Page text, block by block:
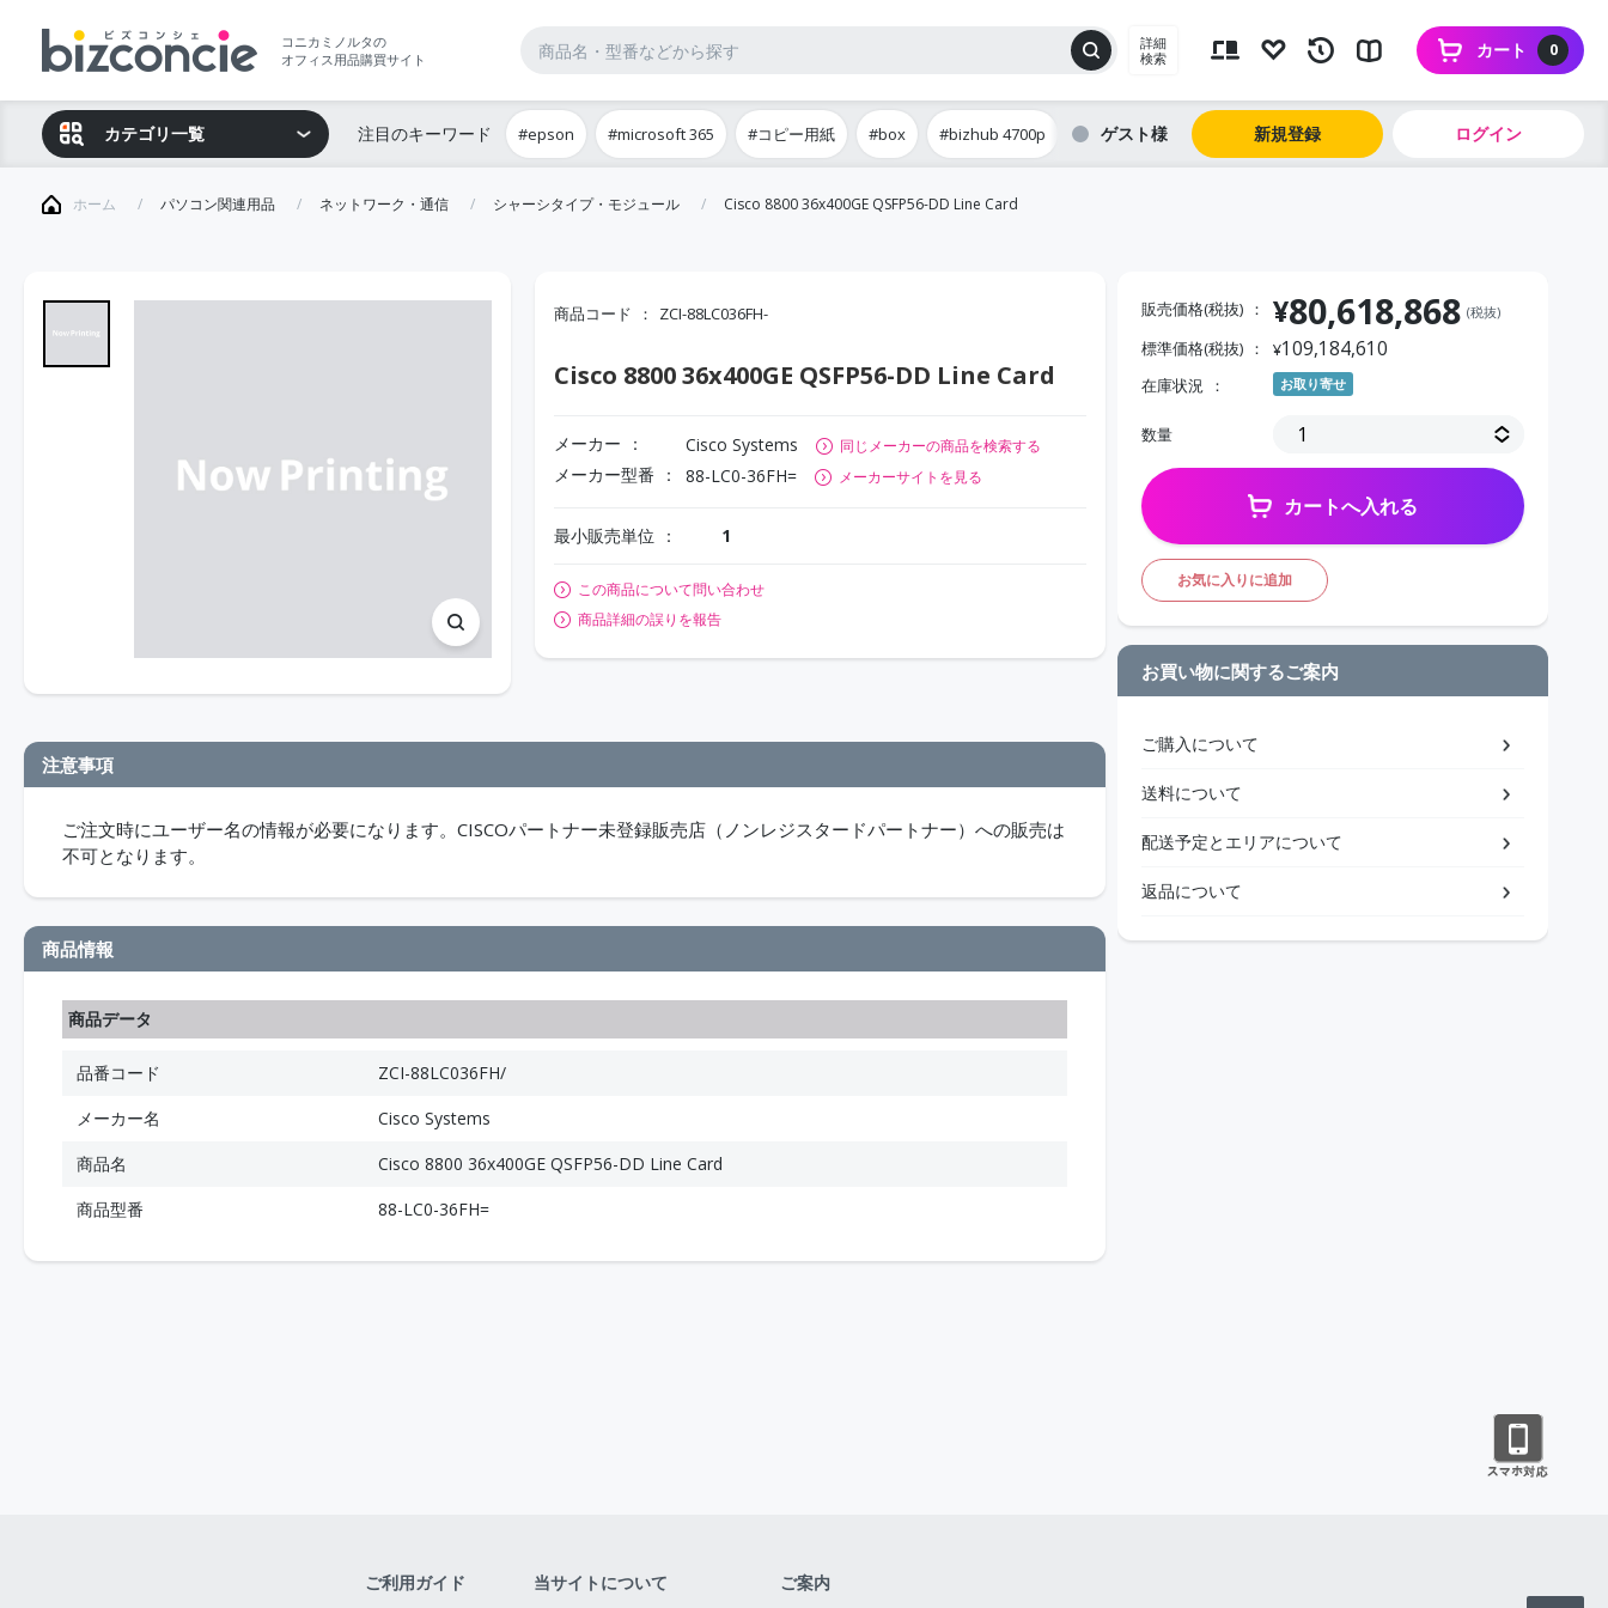
コニカミノルタの
オフィス用品購買サイト
詳細
検索
0
カート
カテゴリ一覧 注目のキーワード #epson #microsoft 365 #コピー用紙 #box #bizhub 4700p ゲスト 新規登録 ログイン
ホーム パソコン関連用品 ネットワーク・通信 シャーシタイプ・モジュール Cisco 8800 36x400GE QSFP56-DD Line Card
商品コード ZCI-88LC036FH-
Cisco 8800 36x400GE QSFP56-DD Line Card
メーカー Cisco Systems 同じメーカーの商品を検索する
メーカー型番 88-LC0-36FH= メーカーサイトを見る
最小販売単位 1
この商品について問い合わせ
商品詳細の誤りを報告
注意事項
ご注文時にユーザー名の情報が必要になります。CISCOパートナー未登録販売店（ノンレジスタードパートナー）への販売は
不可となります。
商品情報
商品データ
品番コード
ZCI-88LC036FH/
メーカー名
Cisco Systems
商品名
Cisco 8800 36x400GE QSFP56-DD Line Card
商品型番
88-LC0-36FH=
販売価格(税抜) ¥80,618,868 (税抜)
標準価格(税抜) ¥109,184,610
在庫状況 お取り寄せ
数量
カートへ入れる
お気に入りに追加
お買い物に関するご案内
ご購入について
送料について
配送予定とエリアについて
返品について
ご利用ガイド 当サイトについて ご案内